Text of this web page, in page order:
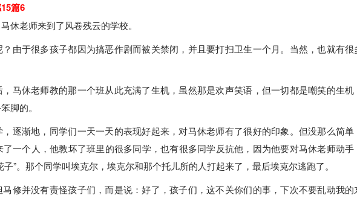
篇6
休老师来到了风卷残云的学校。
由于很多孩子都因为搞恶作剧而被关禁闭，并且要打扫卫生一个月。当然，也就有很
马休老师教的那一个班从此充满了生机，虽然那是欢声笑语，但一切都是嘲笑的生机
脚的。
逐渐地，同学们一天一天的表现好起来，对马休老师有了很好的印象。但没那么简单
一个人，他教坏了班里的很多同学，也有很多同学反抗他，因为他要对马休老师动手
”。那个同学叫埃克尔，埃克尔和那个托儿所的人打起来了，最后埃克尔逃跑了。
修并没有责怪孩子们，而是说：好了，孩子们，这不关你们的事，下次不要乱动我的